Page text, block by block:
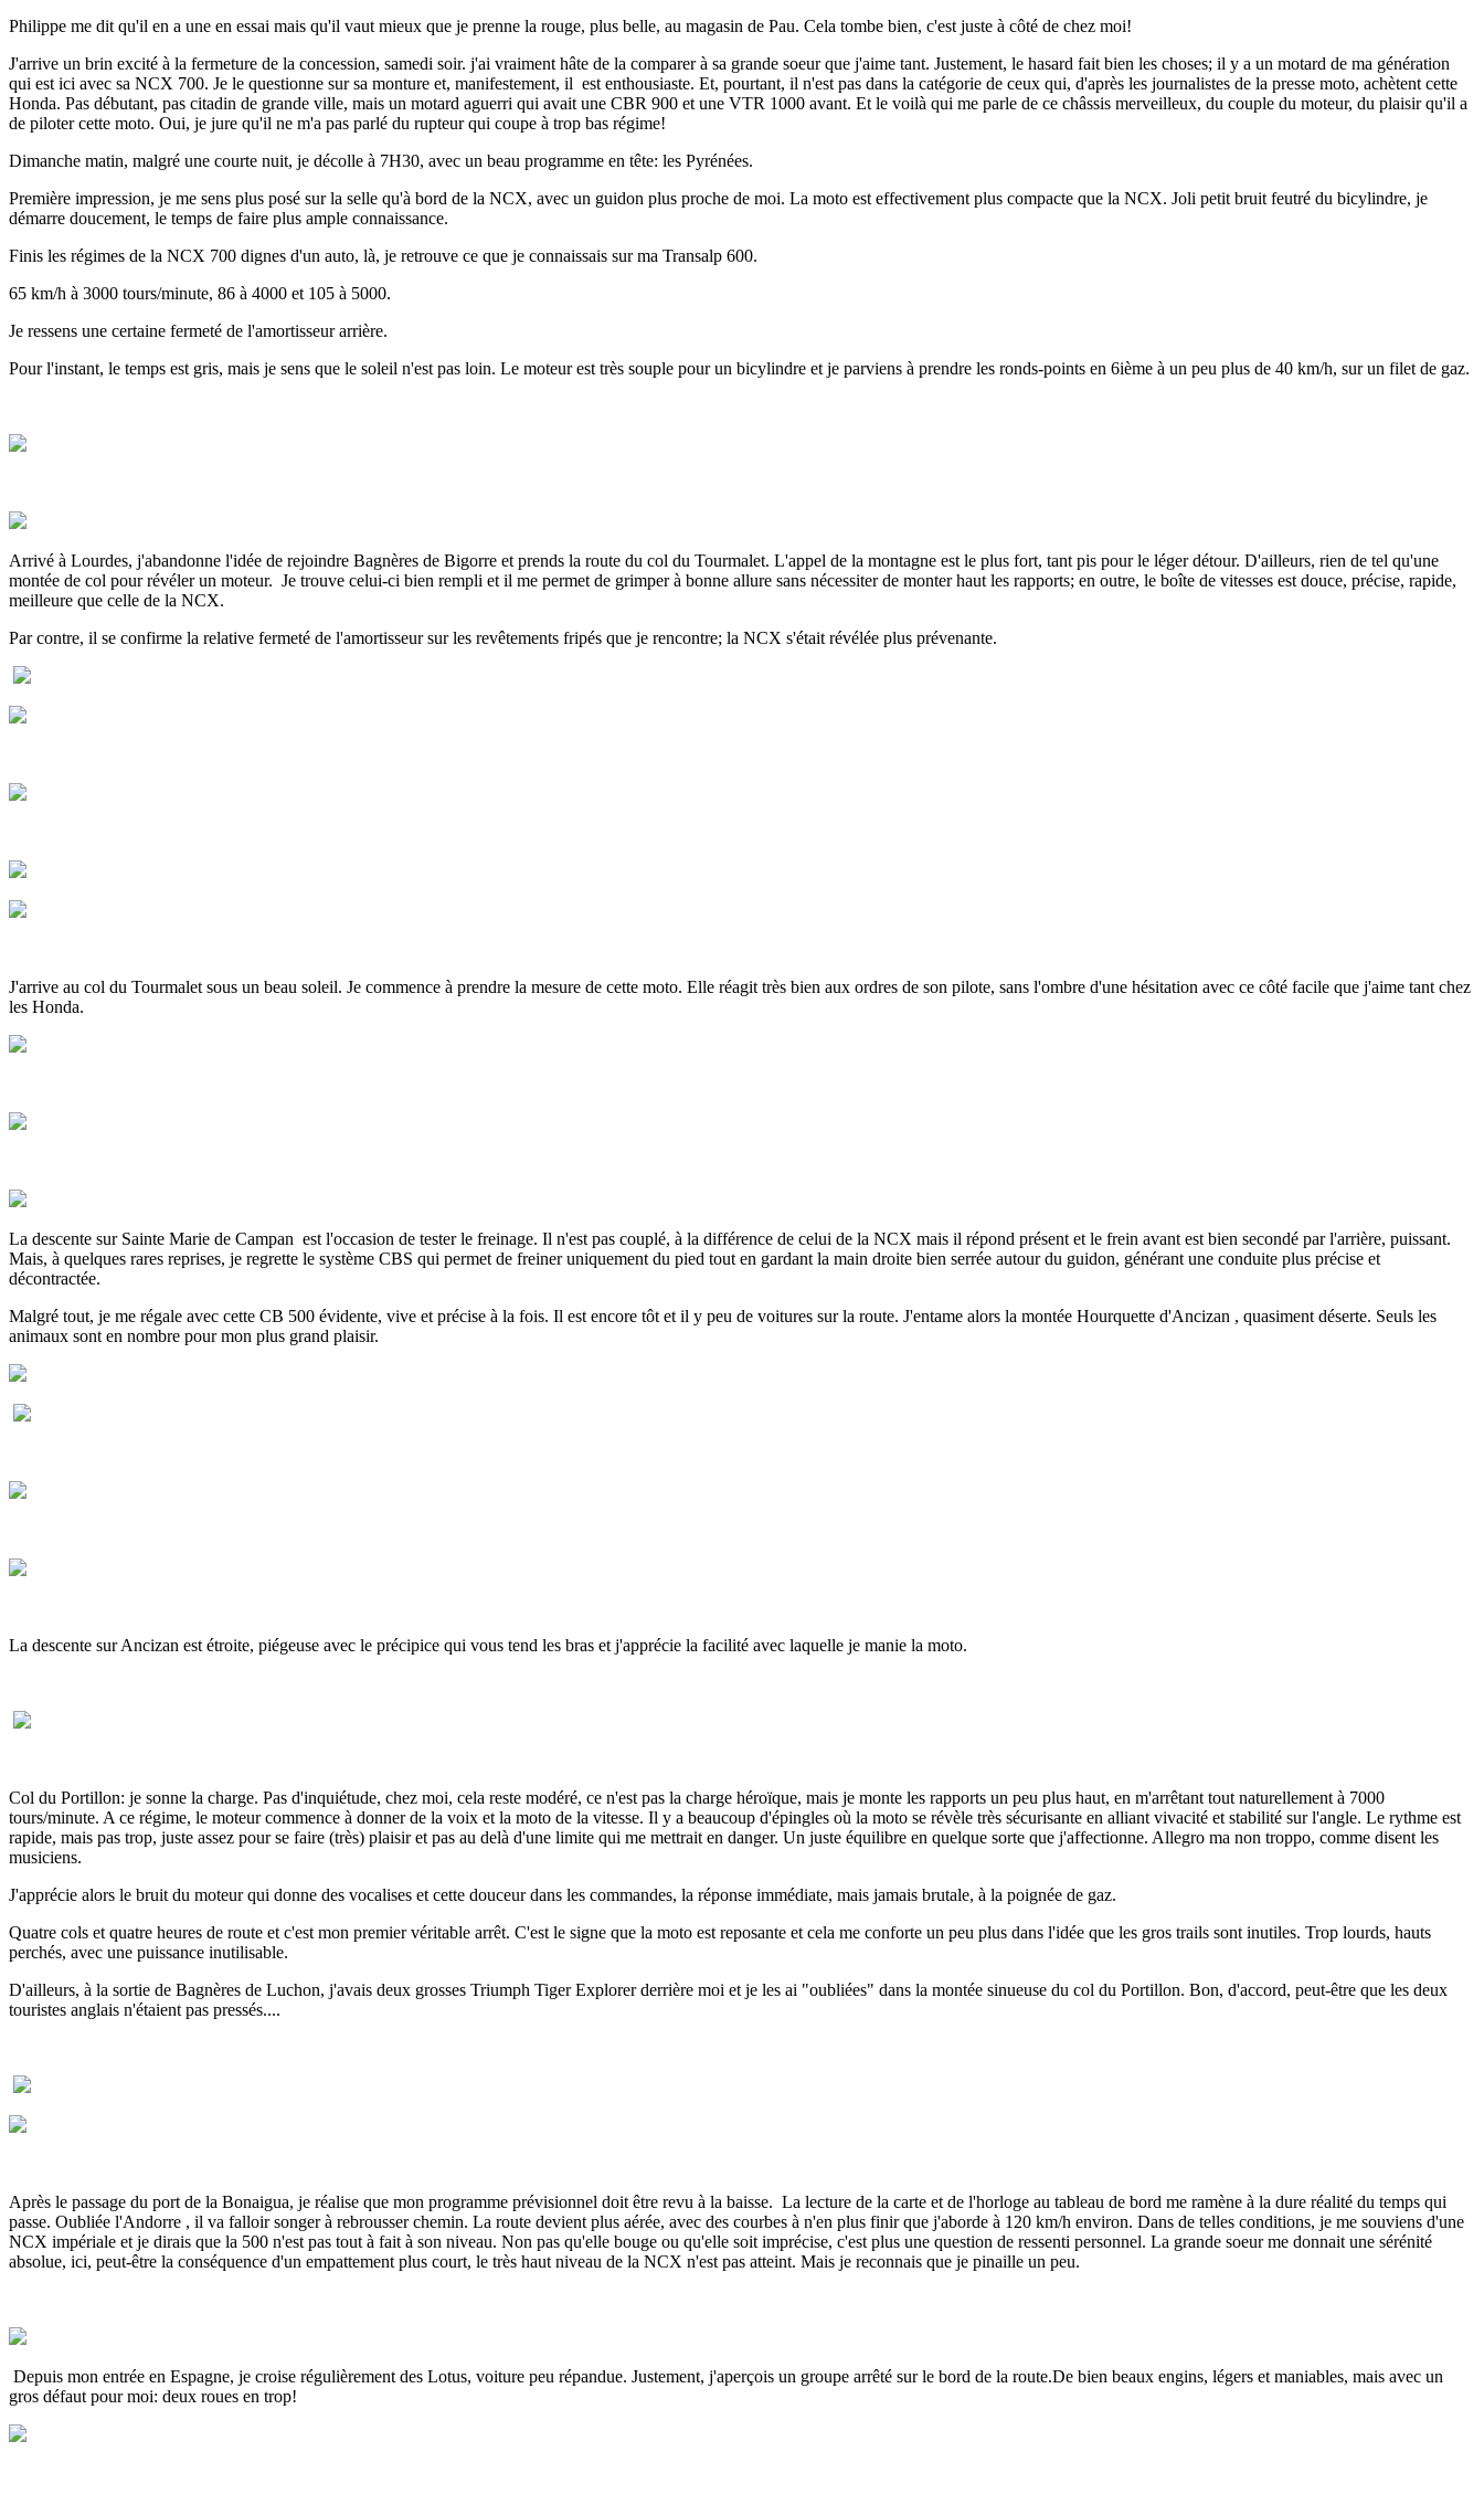
Philippe me dit qu'il en a une en essai mais qu'il vaut mieux que je prenne la rouge, plus belle, au magasin de Pau. Cela tombe bien, c'est juste à côté de chez moi!
J'arrive un brin excité à la fermeture de la concession, samedi soir. j'ai vraiment hâte de la comparer à sa grande soeur que j'aime tant. Justement, le hasard fait bien les choses; il y a un motard de ma génération
qui est ici avec sa NCX 700. Je le questionne sur sa monture et, manifestement, il est enthousiaste. Et, pourtant, il n'est pas dans la catégorie de ceux qui, d'après les journalistes de la presse moto, achètent cette
Honda. Pas débutant, pas citadin de grande ville, mais un motard aguerri qui avait une CBR 900 et une VTR 1000 avant. Et le voilà qui me parle de ce châssis merveilleux, du couple du moteur, du plaisir qu'il a
de piloter cette moto. Oui, je jure qu'il ne m'a pas parlé du rupteur qui coupe à trop bas régime!
Dimanche matin, malgré une courte nuit, je décolle à 7H30, avec un beau programme en tête: les Pyrénées.
Première impression, je me sens plus posé sur la selle qu'à bord de la NCX, avec un guidon plus proche de moi. La moto est effectivement plus compacte que la NCX. Joli petit bruit feutré du bicylindre, je
démarre doucement, le temps de faire plus ample connaissance.
Finis les régimes de la NCX 700 dignes d'un auto, là, je retrouve ce que je connaissais sur ma Transalp 600.
65 km/h à 3000 tours/minute, 86 à 4000 et 105 à 5000.
Je ressens une certaine fermeté de l'amortisseur arrière.
Pour l'instant, le temps est gris, mais je sens que le soleil n'est pas loin. Le moteur est très souple pour un bicylindre et je parviens à prendre les ronds-points en 6ième à un peu plus de 40 km/h, sur un filet de gaz.
Arrivé à Lourdes, j'abandonne l'idée de rejoindre Bagnères de Bigorre et prends la route du col du Tourmalet. L'appel de la montagne est le plus fort, tant pis pour le léger détour. D'ailleurs, rien de tel qu'une
montée de col pour révéler un moteur. Je trouve celui-ci bien rempli et il me permet de grimper à bonne allure sans nécessiter de monter haut les rapports; en outre, le boîte de vitesses est douce, précise, rapide,
meilleure que celle de la NCX.
Par contre, il se confirme la relative fermeté de l'amortisseur sur les revêtements fripés que je rencontre; la NCX s'était révélée plus prévenante.
J'arrive au col du Tourmalet sous un beau soleil. Je commence à prendre la mesure de cette moto. Elle réagit très bien aux ordres de son pilote, sans l'ombre d'une hésitation avec ce côté facile que j'aime tant chez
les Honda.
La descente sur Sainte Marie de Campan est l'occasion de tester le freinage. Il n'est pas couplé, à la différence de celui de la NCX mais il répond présent et le frein avant est bien secondé par l'arrière, puissant.
Mais, à quelques rares reprises, je regrette le système CBS qui permet de freiner uniquement du pied tout en gardant la main droite bien serrée autour du guidon, générant une conduite plus précise et
décontractée.
Malgré tout, je me régale avec cette CB 500 évidente, vive et précise à la fois. Il est encore tôt et il y peu de voitures sur la route. J'entame alors la montée Hourquette d'Ancizan , quasiment déserte. Seuls les
animaux sont en nombre pour mon plus grand plaisir.
La descente sur Ancizan est étroite, piégeuse avec le précipice qui vous tend les bras et j'apprécie la facilité avec laquelle je manie la moto.
Col du Portillon: je sonne la charge. Pas d'inquiétude, chez moi, cela reste modéré, ce n'est pas la charge héroïque, mais je monte les rapports un peu plus haut, en m'arrêtant tout naturellement à 7000
tours/minute. A ce régime, le moteur commence à donner de la voix et la moto de la vitesse. Il y a beaucoup d'épingles où la moto se révèle très sécurisante en alliant vivacité et stabilité sur l'angle. Le rythme est
rapide, mais pas trop, juste assez pour se faire (très) plaisir et pas au delà d'une limite qui me mettrait en danger. Un juste équilibre en quelque sorte que j'affectionne. Allegro ma non troppo, comme disent les
musiciens.
J'apprécie alors le bruit du moteur qui donne des vocalises et cette douceur dans les commandes, la réponse immédiate, mais jamais brutale, à la poignée de gaz.
Quatre cols et quatre heures de route et c'est mon premier véritable arrêt. C'est le signe que la moto est reposante et cela me conforte un peu plus dans l'idée que les gros trails sont inutiles. Trop lourds, hauts
perchés, avec une puissance inutilisable.
D'ailleurs, à la sortie de Bagnères de Luchon, j'avais deux grosses Triumph Tiger Explorer derrière moi et je les ai "oubliées" dans la montée sinueuse du col du Portillon. Bon, d'accord, peut-être que les deux
touristes anglais n'étaient pas pressés....
Après le passage du port de la Bonaigua, je réalise que mon programme prévisionnel doit être revu à la baisse. La lecture de la carte et de l'horloge au tableau de bord me ramène à la dure réalité du temps qui
passe. Oubliée l'Andorre , il va falloir songer à rebrousser chemin. La route devient plus aérée, avec des courbes à n'en plus finir que j'aborde à 120 km/h environ. Dans de telles conditions, je me souviens d'une
NCX impériale et je dirais que la 500 n'est pas tout à fait à son niveau. Non pas qu'elle bouge ou qu'elle soit imprécise, c'est plus une question de ressenti personnel. La grande soeur me donnait une sérénité
absolue, ici, peut-être la conséquence d'un empattement plus court, le très haut niveau de la NCX n'est pas atteint. Mais je reconnais que je pinaille un peu.
Depuis mon entrée en Espagne, je croise régulièrement des Lotus, voiture peu répandue. Justement, j'aperçois un groupe arrêté sur le bord de la route.De bien beaux engins, légers et maniables, mais avec un
gros défaut pour moi: deux roues en trop!